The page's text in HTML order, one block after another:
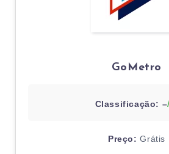
GoMetro
Classificação: –
Preço: Grátis